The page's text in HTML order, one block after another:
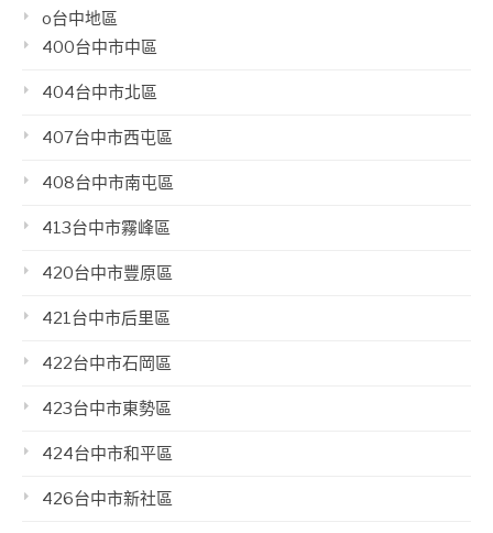
o台中地區
400台中市中區
404台中市北區
407台中市西屯區
408台中市南屯區
413台中市霧峰區
420台中市豐原區
421台中市后里區
422台中市石岡區
423台中市東勢區
424台中市和平區
426台中市新社區